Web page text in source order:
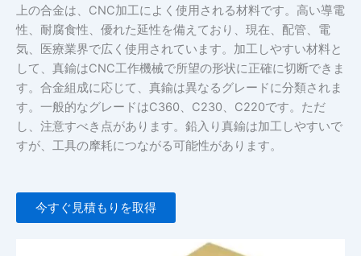
上の合金は、CNC加工によく使用される材料です。高い導電
性、耐腐食性、優れた延性を備えており、現在、配管、電
気、医療業界で広く使用されています。加工しやすい材料と
して、真鍮はCNC工作機械で所望の形状に正確に切断できま
す。合金組成に応じて、真鍮は異なるグレードに分類されま
す。一般的なグレードはC360、C230、C220です。ただ
し、注意すべき点があります。鉛入り真鍮は加工しやすいで
すが、工具の摩耗につながる可能性があります。
今すぐ見積もりを取得